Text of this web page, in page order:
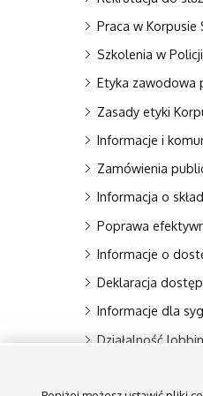
Praca w Korpusie
Szkolenia w Policji
Etyka zawodowa
Zasady etyki
Informacje i
Zamówienia
Informacja o
Poprawa
Informacje o
Deklaracja
Informacje dla
Działalność